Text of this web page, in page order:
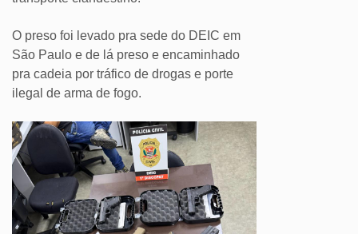
O preso foi levado pra sede do DEIC em
São Paulo e de lá preso e encaminhado
pra cadeia por tráfico de drogas e porte
ilegal de arma de fogo.